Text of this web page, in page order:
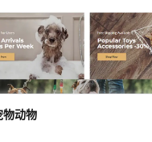
物动物